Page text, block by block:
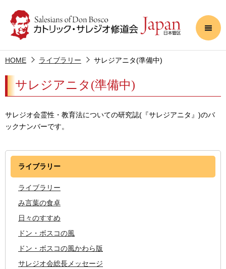
HOME ライブラリー サレジアニタ(準備中)
ライブラリー
ライブラリー
み言葉の食卓
日々のすすめ
ドン・ボスコの風
ドン・ボスコの風かわら版
サレジオ会総長メッセージ
サレジアニタ(準備中)
サレジオ会霊性・教育法についての研究誌(『サレジアニタ』)のバ
ックナンバーです。